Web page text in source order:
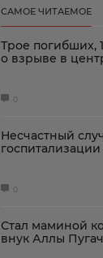
САМОЕ ЧИТАЕМОЕ
Трое погибших,
о взрыве в
0
Несчастный
0
Стал маминой
внук Аллы